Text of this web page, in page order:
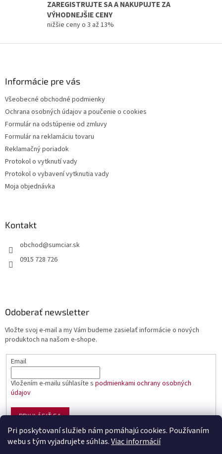
Pri poskytovaní služieb nám pomáhajú cookies. Používaním
webu s tým vyjadrujete súhlas.Viac informácií
k
y
v
p
ZAREGISTRUJTE SA A NAKUPUJTE ZA
VÝHODNEJŠIE CENY
nižšie ceny o 3 až 13%
Informácie pre vás
Všeobecné obchodné podmienky
Ochrana osobných údajov a poučenie o cookies
Formulár na odstúpenie od zmluvy
Formulár na reklamáciu tovaru
Reklamačný poriadok
Protokol o vytknutí vady
Protokol o vybavení vytknutia vady
Moja objednávka
Kontakt
obchod@sumciar.sk
0915 728 726
Odoberať newsletter
Vložte svoj e-mail a my Vám budeme zasielať informácie o nových
produktoch na našom e-shope.
Email
Vložením e-mailu súhlasíte s podmienkami ochrany osobných
údajov
PRIHLÁSIŤ SA